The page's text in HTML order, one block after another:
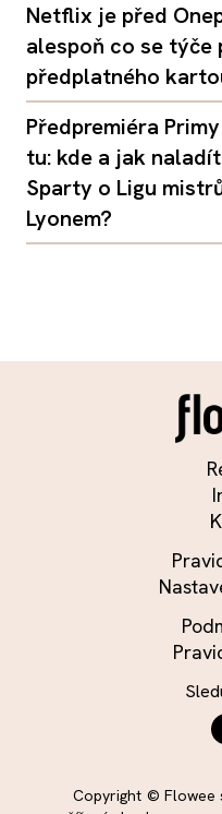
Netflix je před
alespoň co se týče
předplatného
Předpremiéra
tu: kde a jak
Sparty o Ligu
Lyonem?
Copyright © Flowee